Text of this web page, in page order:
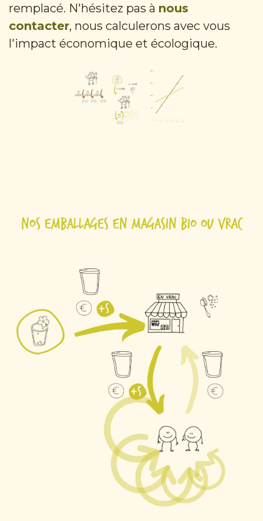
remplacé. N'hésitez pas à nous
contacter, nous calculerons avec vous
l'impact économique et écologique.
Nos emballages en magasin bio ou vrac